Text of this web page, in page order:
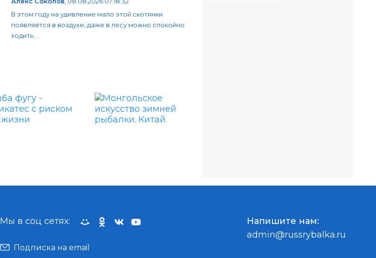
В этом году на удивление мало этой скотинки
появляется в воздухе, даже в лесу можно спокойно
ходить ...
Мы в соц сетях:
Подписка на email
Напишите нам:
admin@russrybalka.ru